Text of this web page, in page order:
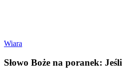
Wiara
Słowo Boże na poranek: